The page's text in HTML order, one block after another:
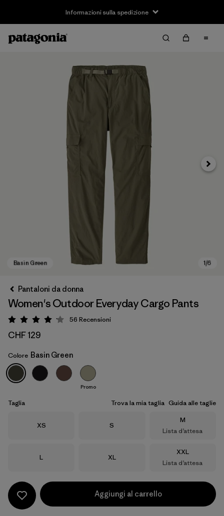
Informazioni sulla spedizione
Basin Green
Avanti
Pantaloni da donna
Women's Outdoor Everyday Cargo Pants
Valutazione: 4.1 / 5
56 Recensioni
CHF 129
Colore Basin Green
Promo
Taglia Trova la mia taglia Guida alle taglie
Taglia
XS Taglia
S
Taglia
M
Lista d’attesa
Taglia
L Taglia
XL
Taglia
XXL
Lista d’attesa
Aggiungi al carrello